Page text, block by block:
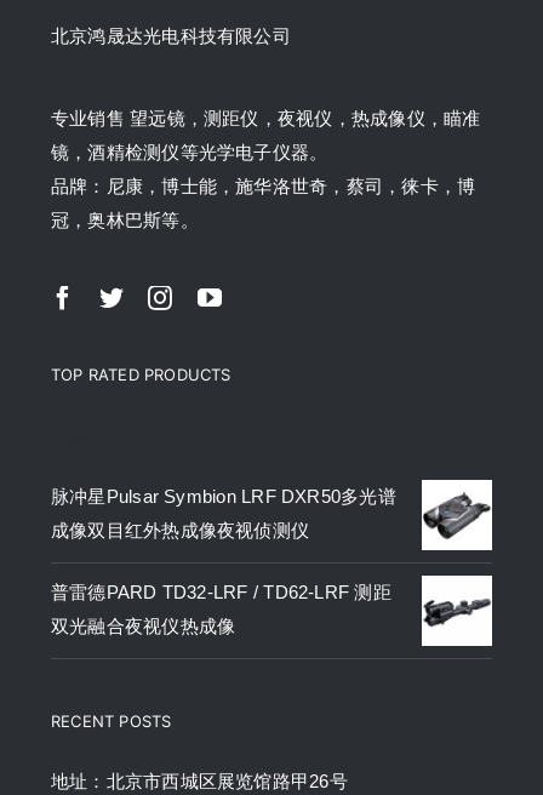
北京鸿晟达光电科技有限公司
专业销售 望远镜，测距仪，夜视仪，热成像仪，瞄准
镜，酒精检测仪等光学电子仪器。
品牌：尼康，博士能，施华洛世奇，蔡司，徕卡，博
冠，奥林巴斯等。
TOP RATED PRODUCTS
脉冲星Pulsar Symbion LRF DXR50多光谱
成像双目红外热成像夜视侦测仪
普雷德PARD TD32-LRF / TD62-LRF 测距
双光融合夜视仪热成像
RECENT POSTS
地址：北京市西城区展览馆路甲26号